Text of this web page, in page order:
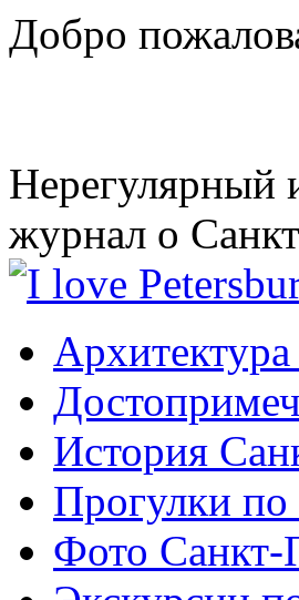
Добро
Нерегулярный
журнал о
История
Прогулки по
Фото Санкт-